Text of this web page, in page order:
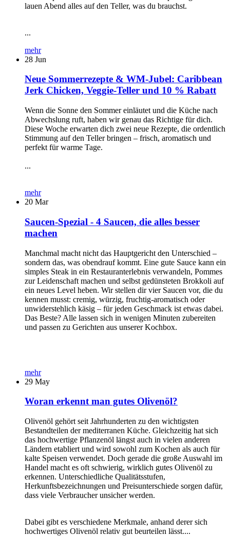
lauen Abend alles auf den Teller, was du brauchst.
...
mehr
28 Jun
Neue Sommerrezepte & WM-Jubel: Caribbean
Jerk Chicken, Veggie-Teller und 10 % Rabatt
Wenn die Sonne den Sommer einläutet und die Küche nach
Abwechslung ruft, haben wir genau das Richtige für dich.
Diese Woche erwarten dich zwei neue Rezepte, die ordentlich
Stimmung auf den Teller bringen – frisch, aromatisch und
perfekt für warme Tage.
...
mehr
20 Mar
Saucen-Spezial - 4 Saucen, die alles besser
machen
Manchmal macht nicht das Hauptgericht den Unterschied –
sondern das, was obendrauf kommt. Eine gute Sauce kann ein
simples Steak in ein Restauranterlebnis verwandeln, Pommes
zur Leidenschaft machen und selbst gedünsteten Brokkoli auf
ein neues Level heben. Wir stellen dir vier Saucen vor, die du
kennen musst: cremig, würzig, fruchtig-aromatisch oder
unwiderstehlich käsig – für jeden Geschmack ist etwas dabei.
Das Beste? Alle lassen sich in wenigen Minuten zubereiten
und passen zu Gerichten aus unserer Kochbox.
mehr
29 May
Woran erkennt man gutes Olivenöl?
Olivenöl gehört seit Jahrhunderten zu den wichtigsten
Bestandteilen der mediterranen Küche. Gleichzeitig hat sich
das hochwertige Pflanzenöl längst auch in vielen anderen
Ländern etabliert und wird sowohl zum Kochen als auch für
kalte Speisen verwendet. Doch gerade die große Auswahl im
Handel macht es oft schwierig, wirklich gutes Olivenöl zu
erkennen. Unterschiedliche Qualitätsstufen,
Herkunftsbezeichnungen und Preisunterschiede sorgen dafür,
dass viele Verbraucher unsicher werden.
Dabei gibt es verschiedene Merkmale, anhand derer sich
hochwertiges Olivenöl relativ gut beurteilen lässt....